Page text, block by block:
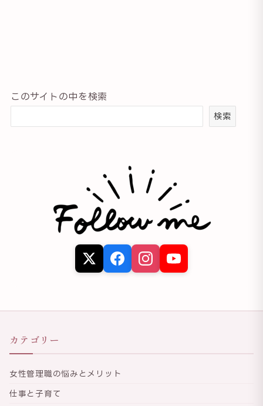
このサイトの中を検索
検索
カテゴリー
女性管理職の悩みとメリット
仕事と子育て